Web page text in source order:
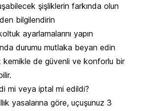
şişliklerin farkında olun
bilgilendirin
ayarlamalarını yapın
durumu mutlaka beyan edin
kemikle de güvenli ve konforlu bir
mi veya iptal mi edildi?
yasalarına göre, uçuşunuz 3